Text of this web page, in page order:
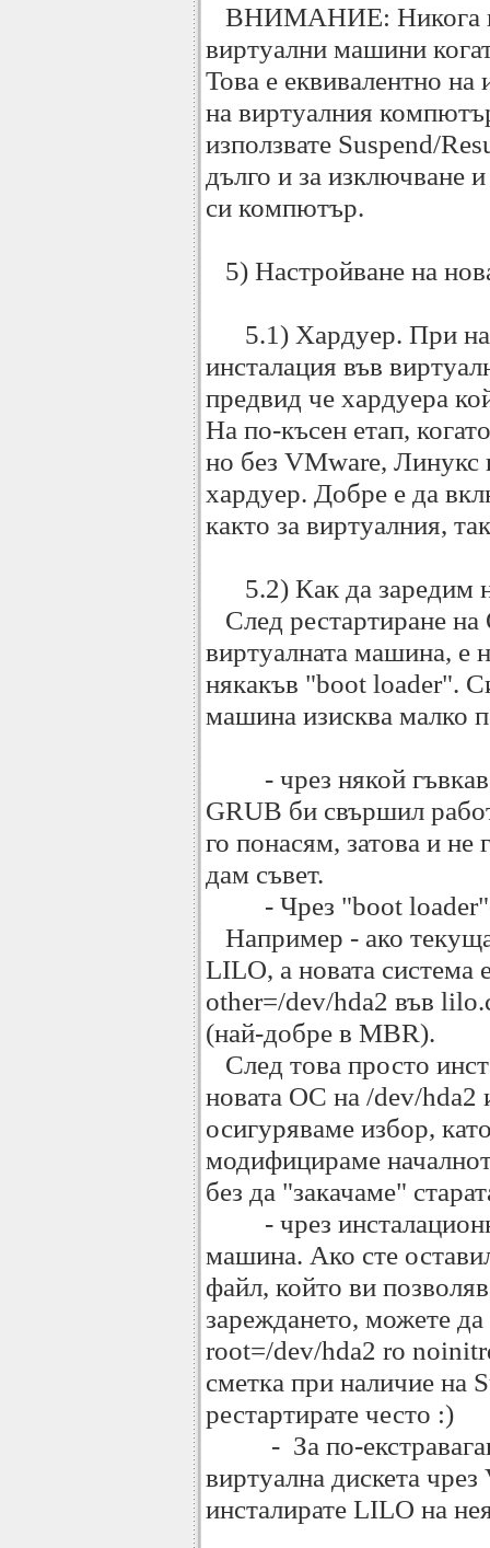
ВНИМАНИЕ: Никога
виртуални машини
Това е еквивалентно на
на виртуалния
използвате Suspend/
дълго и за изключване
си компютър.
5) Настройване на
5.1) Хардуер. При
инсталация във
предвид че хардуера
На по-късен етап,
но без VMware,
хардуер. Добре е да
както за виртуалния,
5.2) Как да заредим
След рестартиране
виртуалната машина, е
някакъв "boot loader".
машина изисква малко
- чрез някой гъвкав
GRUB би свършил
го понасям, затова и
дам съвет.
- Чрез "boot loader"-
Например - ако
LILO, а новата система
other=/dev/hda2 във
(най-добре в MBR).
След това просто
новата ОС на /dev/hda2
осигуряваме избор,
модифицираме
без да "закачаме"
- чрез
машина. Ако сте
файл, който ви
зареждането, можете
root=/dev/hda2 ro
сметка при наличие на
рестартирате често :)
- За по-
виртуална дискета
инсталирате LILO на